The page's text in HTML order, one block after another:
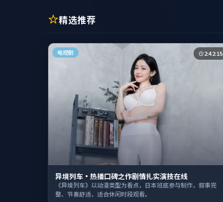
精选推荐
电视剧 2:42:15
异境列车·热播口碑之作剧情扎实演技在线
《异境列车》以动漫类型为看点，日本班底参与制作，叙事完
整、节奏舒适，适合休闲时段观看。